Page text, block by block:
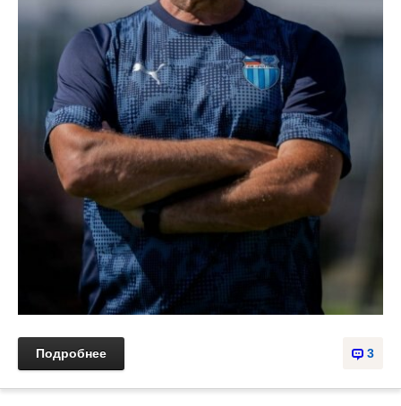
3
Подробнее